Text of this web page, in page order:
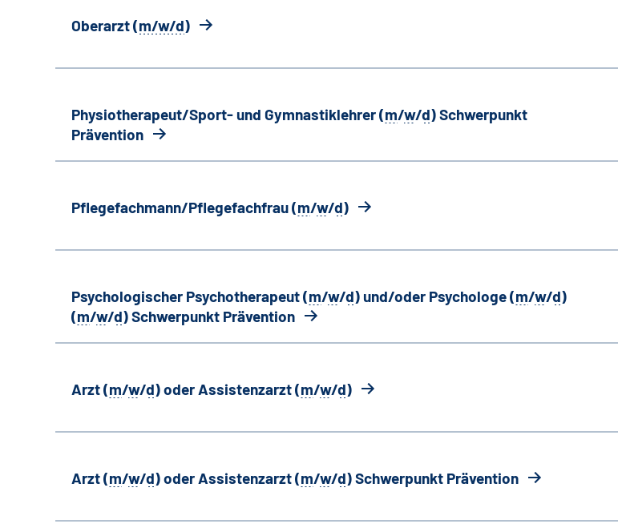
Oberarzt (m/w/d)
Physiotherapeut/Sport- und Gymnastiklehrer (m/w/d) Schwerpunkt
Prävention
Pflegefachmann/Pflegefachfrau (m/w/d)
Psychologischer Psychotherapeut (m/w/d) und/oder Psychologe (m/w/d)
(m/w/d) Schwerpunkt Prävention
Arzt (m/w/d) oder Assistenzarzt (m/w/d)
Arzt (m/w/d) oder Assistenzarzt (m/w/d) Schwerpunkt Prävention